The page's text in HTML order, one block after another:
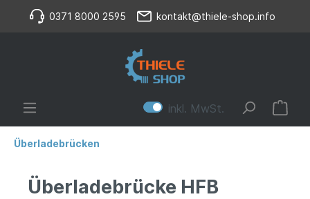
0371 8000 2595 kontakt@thiele-shop.info
inkl. MwSt.
Überladebrücken
Überladebrücke HFB